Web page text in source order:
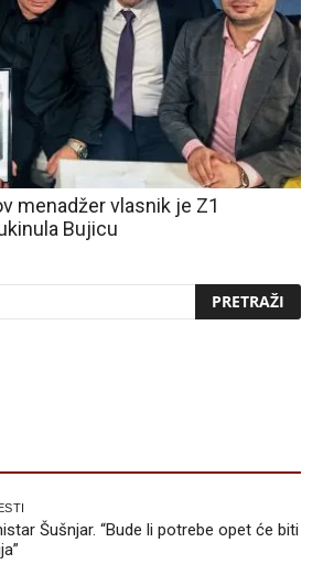
menadžer vlasnik je Z1
Bujicu
Šušnjar. “Bude li potrebe opet će biti